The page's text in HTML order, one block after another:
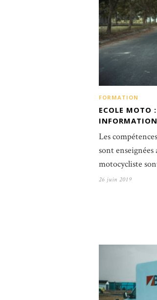
FORMATION
ECOLE MOTO
Les
sont
motocycliste
26 juin 2019